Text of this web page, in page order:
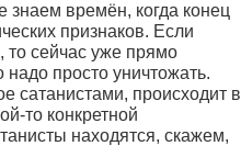
знаем времён, когда конец
признаков. Если
то сейчас уже прямо
надо просто уничтожать.
сатанистами, происходит в
то конкретной
находятся, скажем,